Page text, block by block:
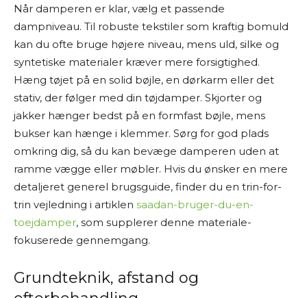
Når damperen er klar, vælg et passende
dampniveau. Til robuste tekstiler som kraftig bomuld
kan du ofte bruge højere niveau, mens uld, silke og
syntetiske materialer kræver mere forsigtighed.
Hæng tøjet på en solid bøjle, en dørkarm eller det
stativ, der følger med din tøjdamper. Skjorter og
jakker hænger bedst på en formfast bøjle, mens
bukser kan hænge i klemmer. Sørg for god plads
omkring dig, så du kan bevæge damperen uden at
ramme vægge eller møbler. Hvis du ønsker en mere
detaljeret generel brugsguide, finder du en trin-for-
trin vejledning i artiklen saadan-bruger-du-en-
toejdamper, som supplerer denne materiale-
fokuserede gennemgang.
Grundteknik, afstand og